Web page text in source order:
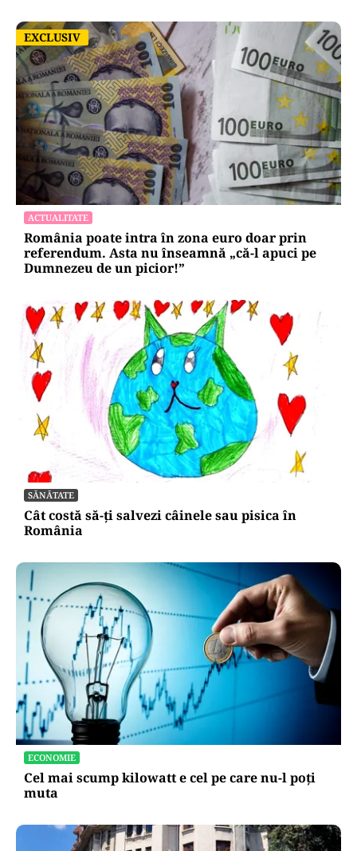
EXCLUSIV
EXCLUSIV
ACTUALITATE
România poate intra în zona euro doar prin
referendum. Asta nu înseamnă „că-l apuci pe
Dumnezeu de un picior!”
SĂNĂTATE
Cât costă să-ți salvezi câinele sau pisica în
România
ECONOMIE
Cel mai scump kilowatt e cel pe care nu-l poți
muta